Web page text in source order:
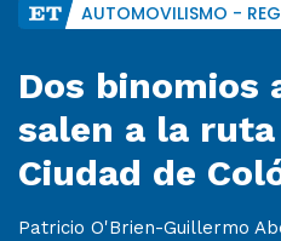
AUTOMOVILISMO -
Dos binomios
salen a la
Ciudad de
Patricio O'Brien-Guillermo